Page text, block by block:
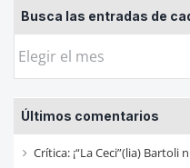
Busca las entradas de
Busca
entradas
de
cada
Últimos comentarios
Crítica: ¡“La Ceci”(lia) Bartoli